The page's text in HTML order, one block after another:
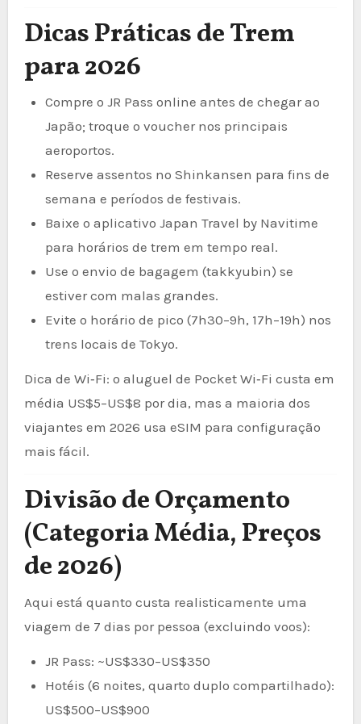
Dicas Práticas de Trem
para 2026
Compre o JR Pass online antes de chegar ao
Japão; troque o voucher nos principais
aeroportos.
Reserve assentos no Shinkansen para fins de
semana e períodos de festivais.
Baixe o aplicativo Japan Travel by Navitime
para horários de trem em tempo real.
Use o envio de bagagem (takkyubin) se
estiver com malas grandes.
Evite o horário de pico (7h30–9h, 17h–19h) nos
trens locais de Tokyo.
Dica de Wi‑Fi: o aluguel de Pocket Wi‑Fi custa em
média US$5–US$8 por dia, mas a maioria dos
viajantes em 2026 usa eSIM para configuração
mais fácil.
Divisão de Orçamento
(Categoria Média, Preços
de 2026)
Aqui está quanto custa realisticamente uma
viagem de 7 dias por pessoa (excluindo voos):
JR Pass: ~US$330–US$350
Hotéis (6 noites, quarto duplo compartilhado):
US$500–US$900